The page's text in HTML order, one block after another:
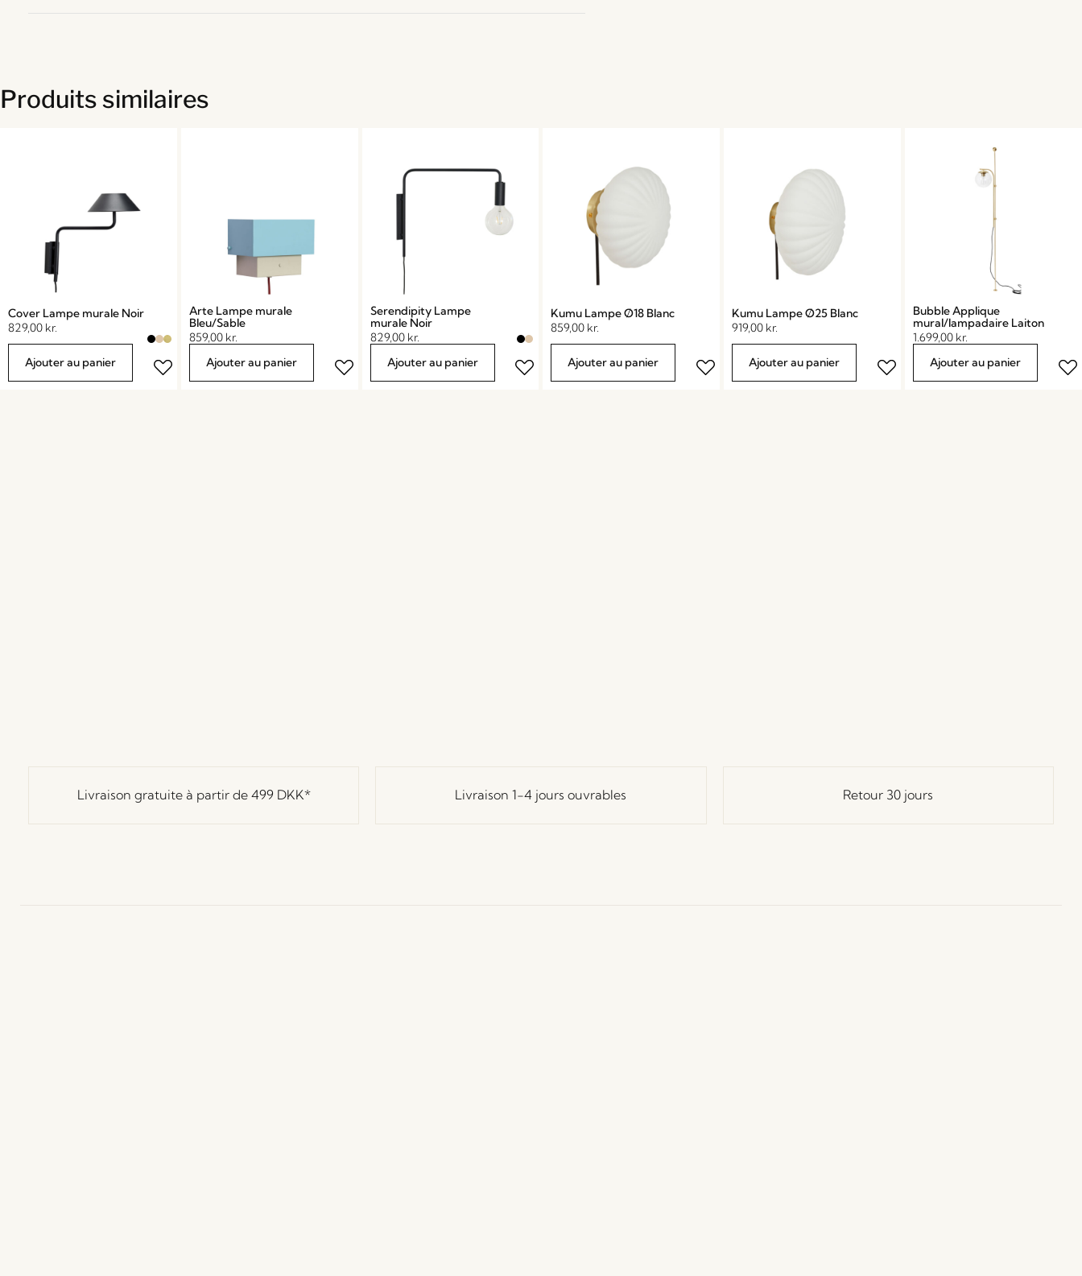
Produits similaires
Cover Lampe murale Noir
829,00 kr.
Ajouter au panier
Arte Lampe murale
Bleu/Sable
859,00 kr.
Ajouter au panier
Serendipity Lampe
murale Noir
829,00 kr.
Ajouter au panier
Kumu Lampe Ø18 Blanc
859,00 kr.
Ajouter au panier
Kumu Lampe Ø25 Blanc
919,00 kr.
Ajouter au panier
Bubble Applique
mural/lampadaire Laiton
1.699,00 kr.
Ajouter au panier
Livraison gratuite à partir de 499 DKK* Livraison 1-4 jours ouvrables Retour 30 jours